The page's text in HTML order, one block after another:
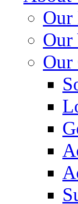
Our
Our